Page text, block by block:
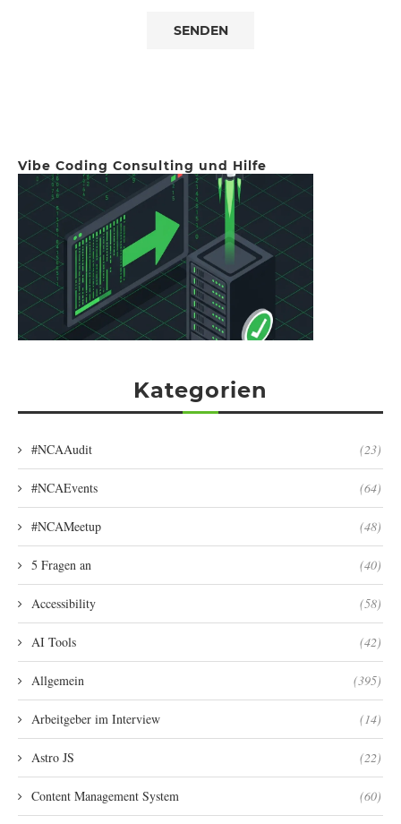
Vibe Coding Consulting und Hilfe
Kategorien
#NCAAudit (23)
#NCAEvents (64)
#NCAMeetup (48)
5 Fragen an (40)
Accessibility (58)
AI Tools (42)
Allgemein (395)
Arbeitgeber im Interview (14)
Astro JS (22)
Content Management System (60)